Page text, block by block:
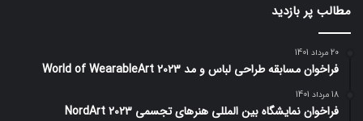
مطالب پر بازدید
20 مرداد 1401
فراخوان مسابقه طراحی لباس و مد World of WearableArt 2023
18 مرداد 1401
فراخوان نمایشگاه بین المللی هنرهای تجسمی NordArt 2023